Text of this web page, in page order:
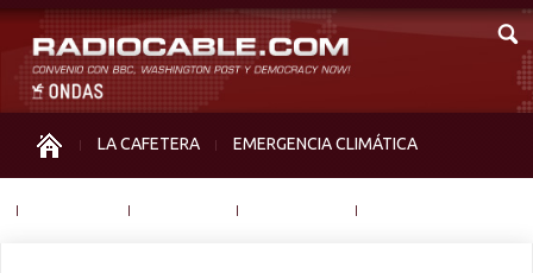
LA CAFETERA EMERGENCIA CLIMÁTICA